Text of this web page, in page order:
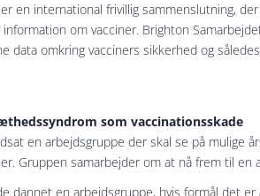
en international frivillig sammenslutning,
om vacciner. Brighton
data omkring vacciners sikkerhed og
som vaccinationsskade
en arbejdsgruppe der skal se på mulige
Gruppen samarbejder om at nå frem til en
dannet en arbejdsgruppe, hvis formål det er